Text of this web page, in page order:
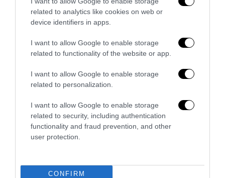
related to analytics like cookies on web or
device identifiers in apps.
I want to allow Google to enable storage
related to functionality of the website or app.
I want to allow Google to enable storage
related to personalization.
I want to allow Google to enable storage
related to security, including authentication
functionality and fraud prevention, and other
user protection.
CONFIRM